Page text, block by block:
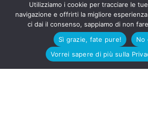
info@wegg.it
Tel: +39 049 8809910
Utilizziamo i cookie per tracciare le
navigazione e offrirti la migliore
ci dai il consenso, sappiamo di non
Sì grazie, fate pure!
No
Vorrei sapere di più sulla